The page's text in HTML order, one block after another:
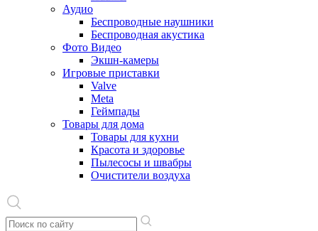
Аудио
Беспроводные наушники
Беспроводная акустика
Фото Видео
Экшн-камеры
Игровые приставки
Valve
Meta
Геймпады
Товары для дома
Товары для кухни
Красота и здоровье
Пылесосы и швабры
Очистители воздуха